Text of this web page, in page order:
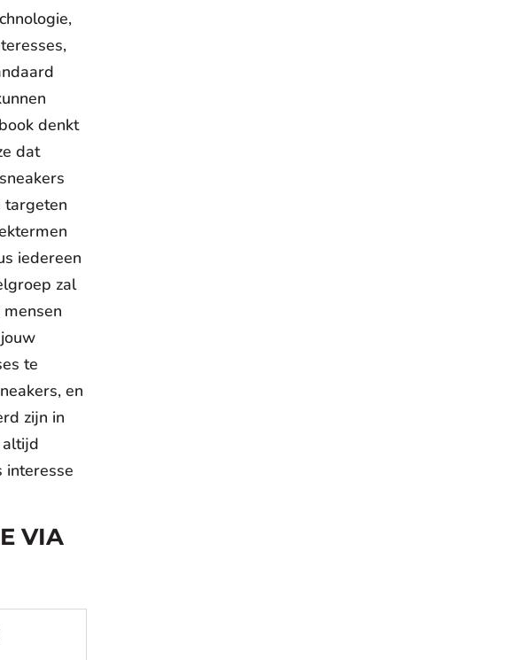
denkt
dat
targeten
iedereen
zal
te
en
zijn in
altijd
interesse
VIA